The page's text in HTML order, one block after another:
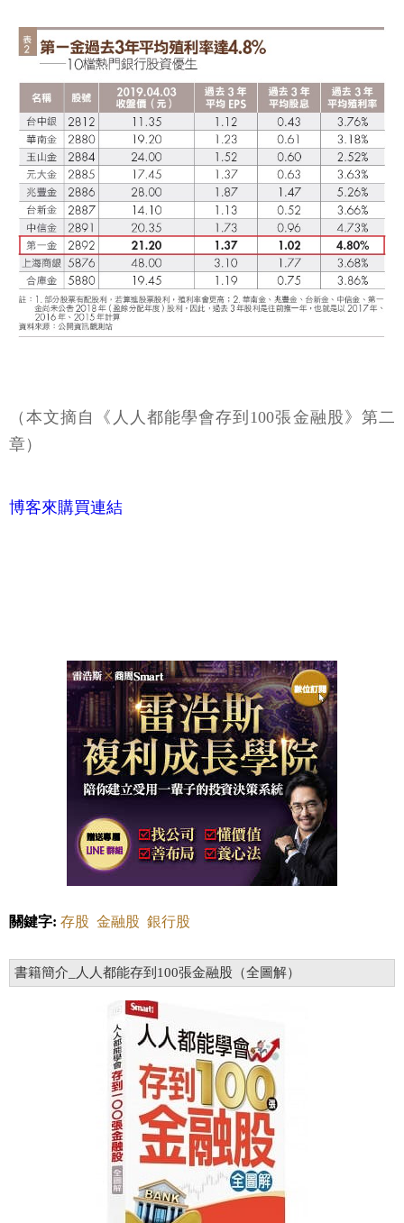
（本文摘自《人人都能學會存到100張金融股》第二
章）
博客來購買連結
關鍵字: 存股 金融股 銀行股
書籍簡介_人人都能存到100張金融股（全圖解）